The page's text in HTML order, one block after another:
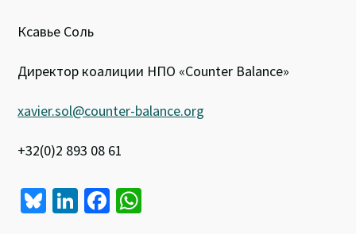
Ксавье Соль
Директор коалиции НПО «Counter Balance»
xavier.sol@counter-balance.org
+32(0)2 893 08 61
Bl Li Fa